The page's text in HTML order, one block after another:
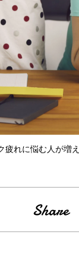
疲れに悩む人が増